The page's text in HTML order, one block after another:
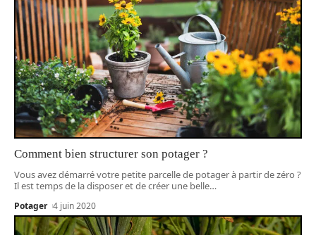
Comment bien structurer son potager ?
Vous avez démarré votre petite parcelle de potager à partir de zéro ?
Il est temps de la disposer et de créer une belle…
Potager 4 juin 2020